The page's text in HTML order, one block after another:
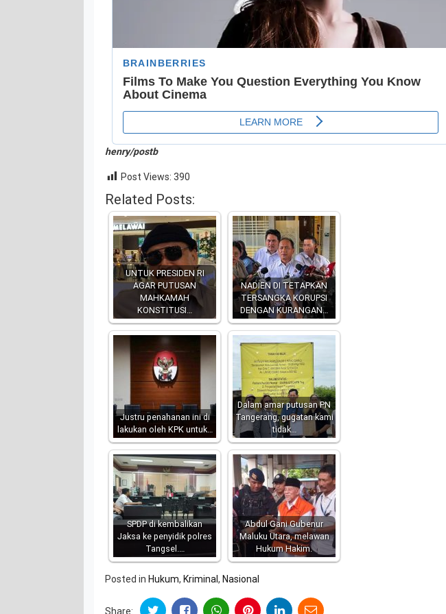
henry/postb
Post Views: 390
Related Posts:
UNTUK PRESIDEN RI
AGAR PUTUSAN
MAHKAMAH
KONSTITUSI…
NADIEN DI TETAPKAN
TERSANGKA KORUPSI
DENGAN KURANGAN…
Justru penahanan ini di
lakukan oleh KPK untuk…
Dalam amar putusan PN
Tangerang, gugatan kami
tidak…
SPDP di kembalikan
Jaksa ke penyidik polres
Tangsel.…
Abdul Gani Gubenur
Maluku Utara, melawan
Hukum Hakim.
Posted in Hukum, Kriminal, Nasional
Share: